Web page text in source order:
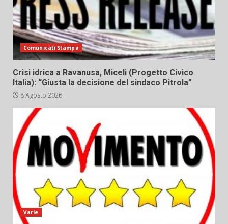
Comunicati Stampa
Crisi idrica a Ravanusa, Miceli (Progetto Civico
Italia): “Giusta la decisione del sindaco Pitrola”
8 Agosto 2026
Varie